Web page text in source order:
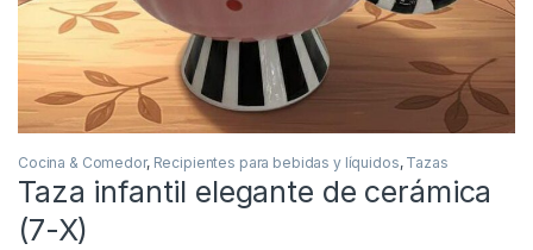
Cocina & Comedor, Recipientes para bebidas y líquidos, Tazas
Taza infantil elegante de cerámica
(7-X)